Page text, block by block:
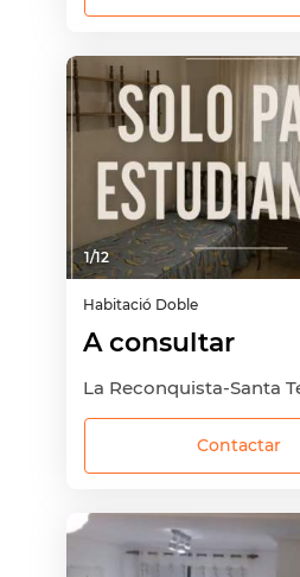
1/12
Habitació Doble
A consultar
Contactar